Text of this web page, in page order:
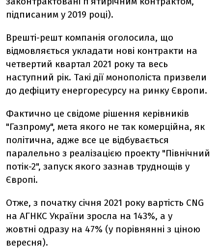
підписаним у 2019 році).
Врешті-решт компанія оголосила, що
відмовляється укладати нові контракти на
четвертий квартал 2021 року та весь
наступний рік. Такі дії монополіста призвели
до дефіциту енергоресурсу на ринку Європи.
Фактично це свідоме рішення керівників
"Газпрому", мета якого не так комерційна, як
політична, адже все це відбувається
паралельно з реалізацією проекту "Північний
потік-2", запуск якого зазнав труднощів у
Європі.
Отже, з початку січня 2021 року вартість CNG
на АГНКС України зросла на 143%, а у
жовтні одразу на 47% (у порівнянні з ціною
вересня).